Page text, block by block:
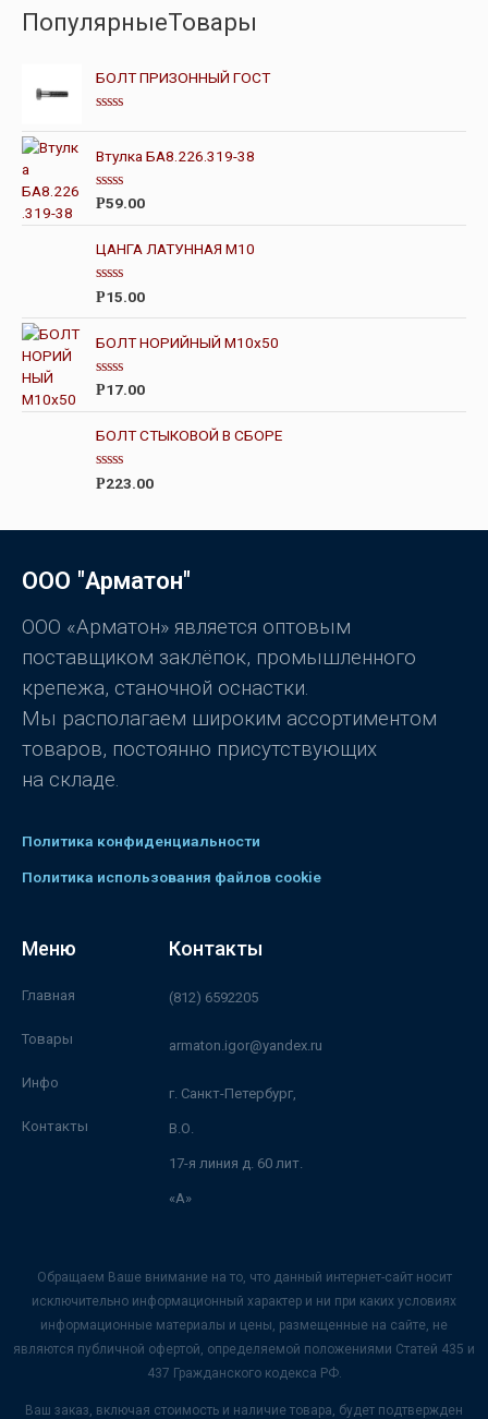
ПопулярныеТовары
БОЛТ ПРИЗОННЫЙ ГОСТ
ц
е
н
к
а
0
и
5
Втулка БА8.226.319-38
О
е
н
к
а
и
з
Р59.00
ЦАНГА ЛАТУННАЯ М10
О
е
н
к
а
и
з
Р15.00
БОЛТ НОРИЙНЫЙ М10х50
О
е
н
к
а
и
Р17.00
БОЛТ СТЫКОВОЙ В СБОРЕ
О
и
з
Р223.00
ООО "Арматон"
ООО «Арматон» является оптовым
поставщиком заклёпок, промышленного
крепежа, станочной оснастки.
Мы располагаем широким ассортиментом
товаров, постоянно присутствующих
на складе.
Политика конфиденциальности
Политика использования файлов cookie
Меню
Главная
Товары
Инфо
Контакты
Контакты
(812) 6592205
armaton.igor@yandex.ru
г. Санкт-Петербург,
В.О.
17-я линия д. 60 лит.
«А»
Обращаем Ваше внимание на то, что данный интернет-сайт носит
исключительно информационный характер и ни при каких условиях
информационные материалы и цены, размещенные на сайте, не
являются публичной офертой, определяемой положениями Статей 435 и
437 Гражданского кодекса РФ.
Ваш заказ, включая стоимость и наличие товара, будет подтвержден